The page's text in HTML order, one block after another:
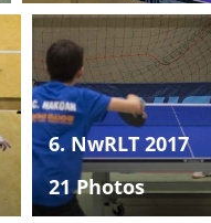
6. NwRLT 2017
21 Photos